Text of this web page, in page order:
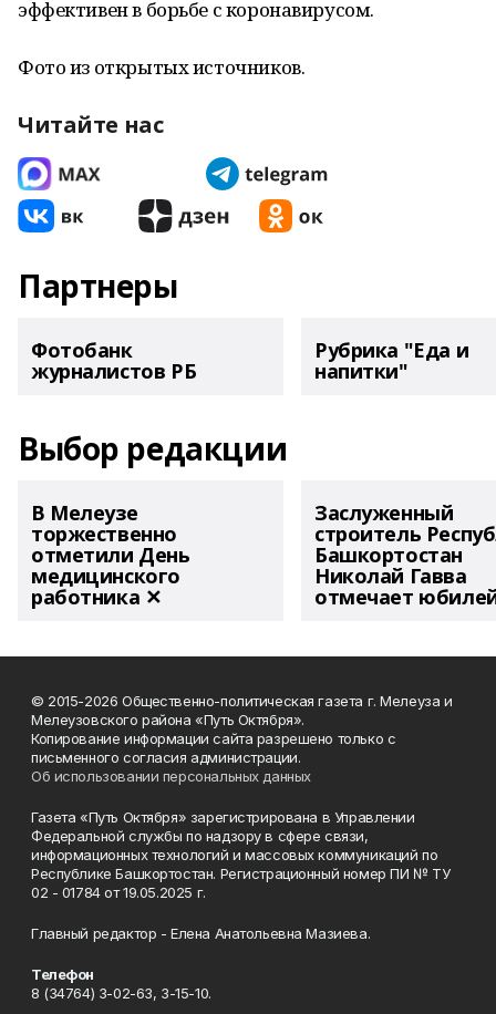
эффективен в борьбе с коронавирусом.
Фото из открытых источников.
Читайте нас
Партнеры
Фотобанк
журналистов РБ
Рубрика "Еда и
напитки"
Выбор редакции
В Мелеузе
торжественно
отметили День
медицинского
работника ✕
Заслуженный
строитель
Башкортостан
Николай Гавва
отмечает
© 2015-2026 Общественно-политическая газета г. Мелеуза и
Мелеузовского района «Путь Октября».
Копирование информации сайта разрешено только с
письменного согласия администрации.
Об использовании персональных данных
Газета «Путь Октября» зарегистрирована в Управлении
Федеральной службы по надзору в сфере связи,
информационных технологий и массовых коммуникаций по
Республике Башкортостан. Регистрационный номер ПИ № ТУ
02 - 01784 от 19.05.2025 г.
Главный редактор - Елена Анатольевна Мазиева.
Телефон
8 (34764) 3-02-63, 3-15-10.